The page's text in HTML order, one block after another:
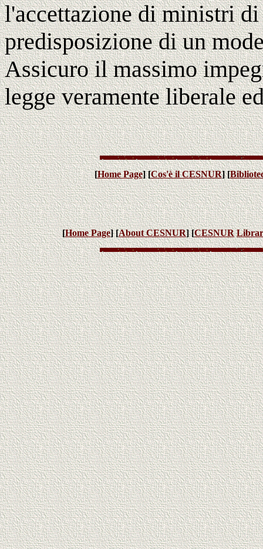
l'accettazione di ministri
predisposizione di un
Assicuro il massimo
legge veramente liberale
[Home Page] [Cos'è il CESNUR] [
[Home Page] [About CESNUR] [CESNUR